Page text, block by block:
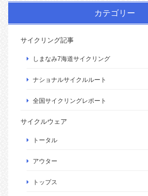
カテゴリー
サイクリング記事
しまなみ7海道サイクリング
ナショナルサイクルルート
全国サイクリングレポート
サイクルウェア
トータル
アウター
トップス